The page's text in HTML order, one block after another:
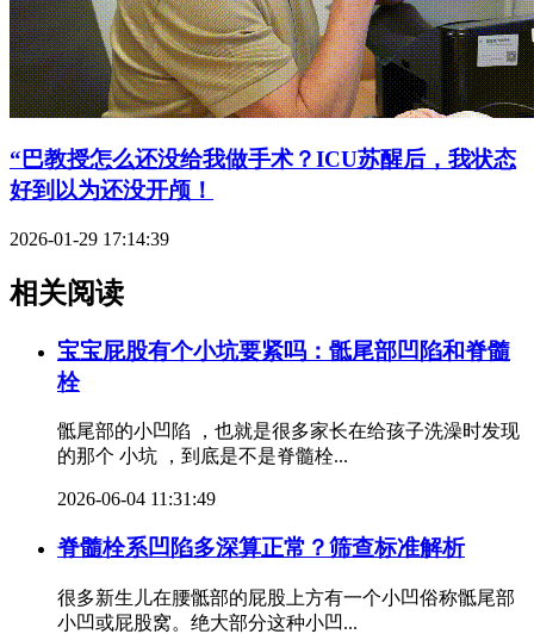
“巴教授怎么还没给我做手术？ICU苏醒后，我状态
好到以为还没开颅！
2026-01-29 17:14:39
相关阅读
宝宝屁股有个小坑要紧吗：骶尾部凹陷和脊髓
栓
骶尾部的小凹陷 ，也就是很多家长在给孩子洗澡时发现
的那个 小坑 ，到底是不是脊髓栓...
2026-06-04 11:31:49
脊髓栓系凹陷多深算正常？筛查标准解析
很多新生儿在腰骶部的屁股上方有一个小凹俗称骶尾部
小凹或屁股窝。绝大部分这种小凹...